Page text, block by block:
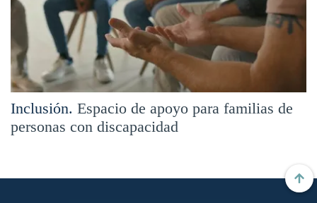
Inclusión. Espacio de apoyo para familias de
personas con discapacidad